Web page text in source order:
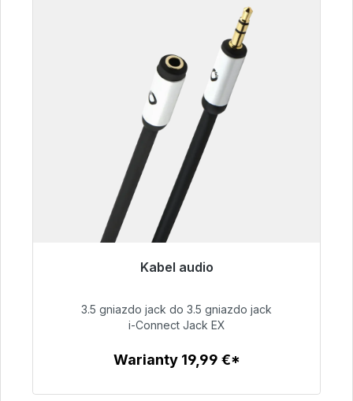
Kabel audio
Gotowy do natychmiastowej wysyłki, czas
51,99 €
3.5 gniazdo jack do 3.5 gniazdo jack
i-Connect Jack EX
Warianty 19,99 €*